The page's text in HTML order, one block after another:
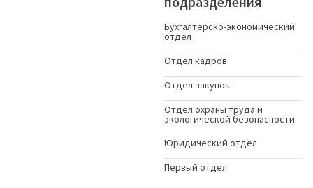
Бухгалтерско-экономический
отдел
Отдел кадров
Отдел закупок
Отдел охраны труда и
экологической безопасности
Юридический отдел
Первый отдел